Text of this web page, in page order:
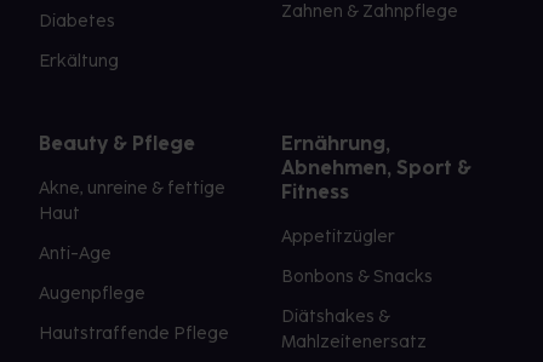
Diabetes
Erkältung
Zahnen & Zahnpflege
Beauty & Pflege
Akne, unreine & fettige
Haut
Anti-Age
Augenpflege
Hautstraffende Pflege
Ernährung,
Abnehmen, Sport &
Fitness
Appetitzügler
Bonbons & Snacks
Diätshakes &
Mahlzeitenersatz